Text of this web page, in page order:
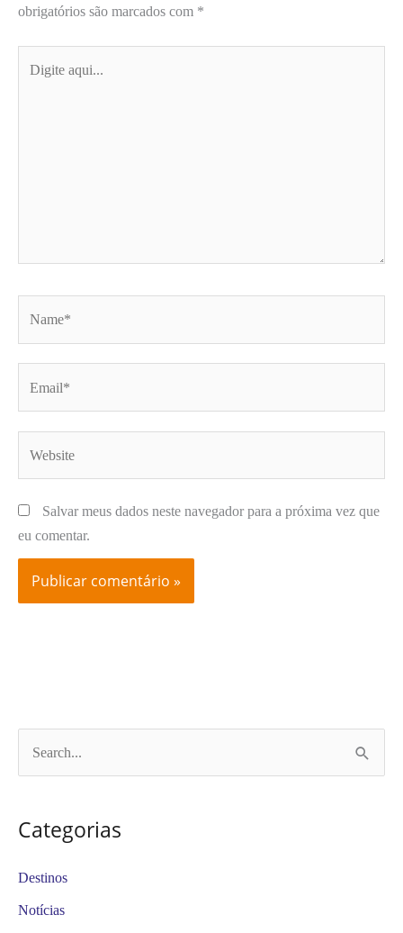
obrigatórios são marcados com *
aqui...
Salvar meus dados neste navegador para a próxima vez que
eu comentar.
u
i
Categorias
Destinos
Notícias